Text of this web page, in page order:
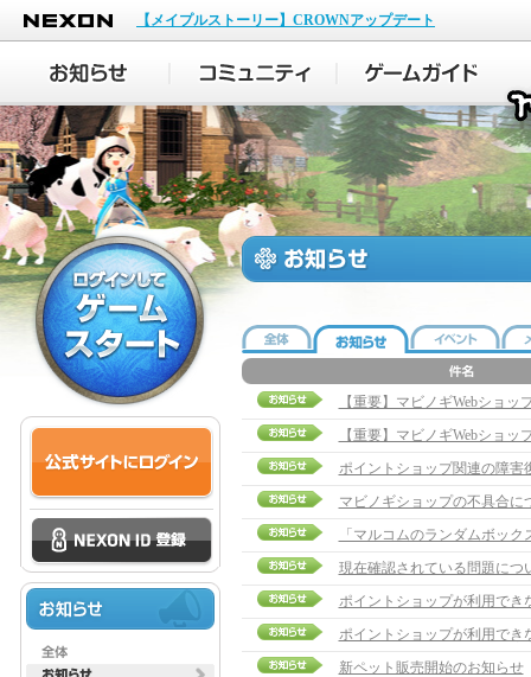
NEXON
【メイプルストーリー】CROWNアップデート
【重要】マビノギWebショ
【重要】マビノギWebショ
ポイントショップ関連の障害
マビノギショップの不具合に
「マルコムのランダムボッ
現在確認されている問題につ
ポイントショップが利用でき
ポイントショップが利用でき
新ペット販売開始のお知らせ